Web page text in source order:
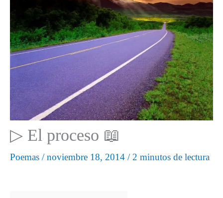
▷ El proceso 📖
Poemas /noviembre 18, 2014 /2 minutos de lectura